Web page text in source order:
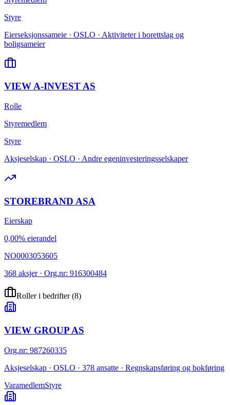
Styre
Eierseksjonssameie · OSLO · Aktiviteter i borettslag og
boligsameier
VIEW A-INVEST AS
Rolle
Styremedlem
Styre
Aksjeselskap · OSLO · Andre egeninvesteringsselskaper
STOREBRAND ASA
Eierskap
0,00% eierandel
NO0003053605
368 aksjer · Org.nr: 916300484
Roller i bedrifter(8)
VIEW GROUP AS
Org.nr: 987260335
Aksjeselskap · OSLO · 378 ansatte · Regnskapsføring og bokføring
VaramedlemStyre